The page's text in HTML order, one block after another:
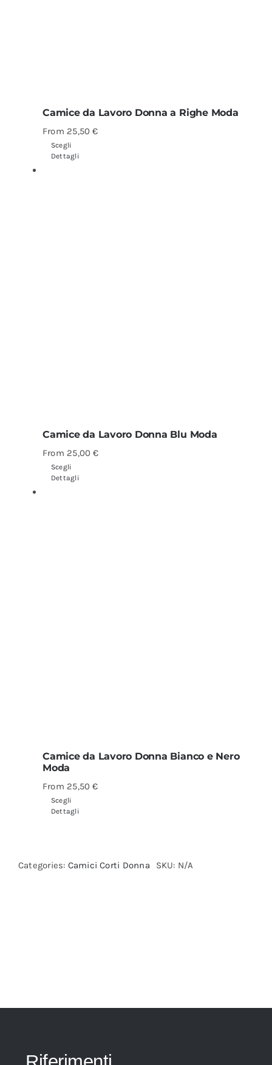
Camice da Lavoro Donna a Righe Moda
From 25,50€
Scegli
Dettagli
Camice da Lavoro Donna Blu Moda
From 25,00€
Scegli
Dettagli
Camice da Lavoro Donna Bianco e Nero
Moda
From 25,50€
Scegli
Dettagli
Categories: Camici Corti Donna SKU: N/A